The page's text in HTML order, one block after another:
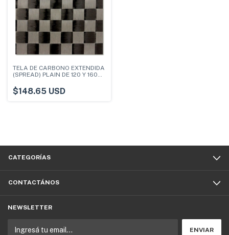
TELA DE CARBONO EXTENDIDA
(SPREAD) PLAIN DE 120 Y 160
$148.65 USD
CATEGORÍAS
CONTACTÁNOS
NEWSLETTER